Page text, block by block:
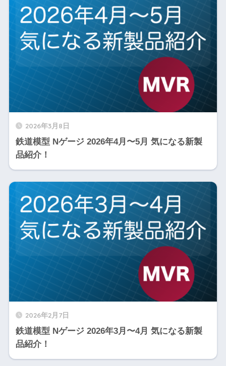
2026年3月8日
鉄道模型 Nゲージ 2026年4月〜5月 気になる新製
品紹介！
2026年2月7日
鉄道模型 Nゲージ 2026年3月〜4月 気になる新製
品紹介！